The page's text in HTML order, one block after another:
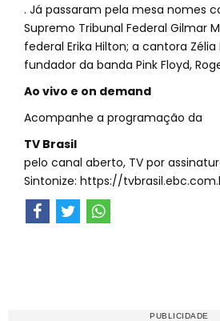
. Já passaram pela mesa nomes
Supremo Tribunal Federal Gilmar
federal Erika Hilton; a cantora
fundador da banda Pink Floyd,
Ao vivo e on demand
Acompanhe a programação da
TV Brasil
pelo canal aberto, TV por
Sintonize: https://